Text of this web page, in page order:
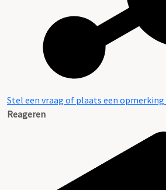
Stel een vraag of plaats een
Reageren